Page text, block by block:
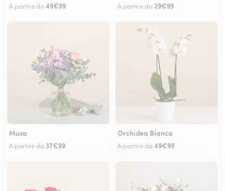
A partire da 49€99 A partire da 29€99
Musa
A partire da 37€99
Orchidea Bianca
A partire da 49€99